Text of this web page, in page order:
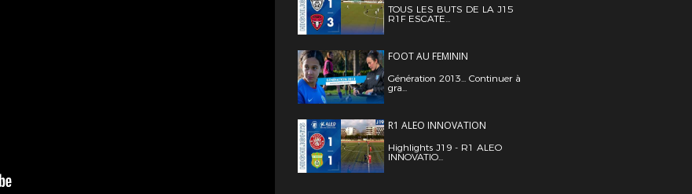
TOUS LES BUTS DE LA J15
R1F ESCATE...
FOOT AU FEMININ
Génération 2013... Continuer à
gra...
R1 ALEO INNOVATION
Highlights J19 - R1 ALEO
INNOVATIO...